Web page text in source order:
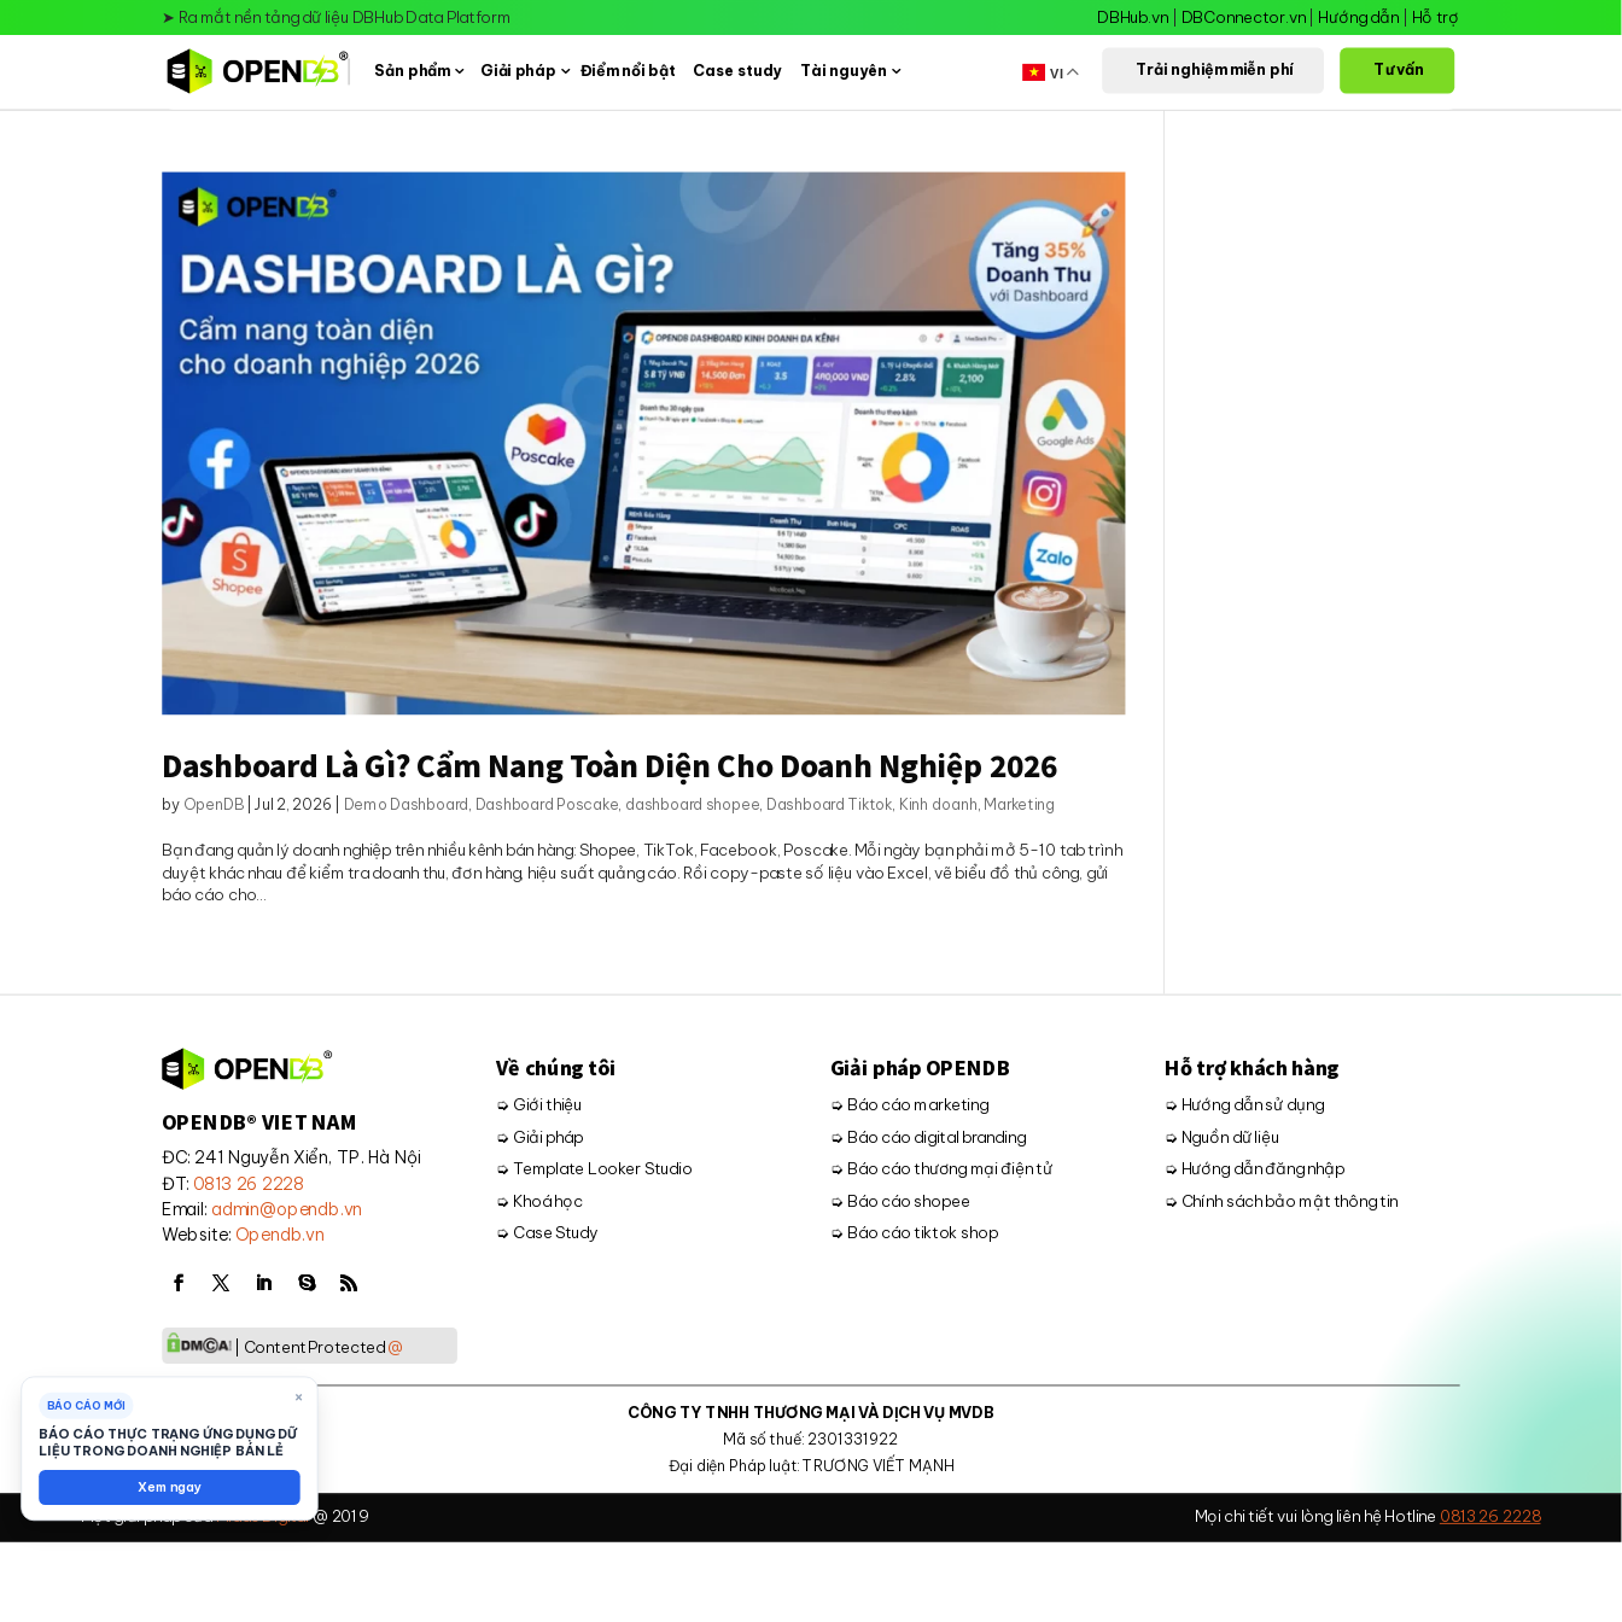
➤ Ra mắt nền tảng dữ liệu DBHub Data Platform DBHub.vn DBConnector.vn| Hướng dẫn Hỗ trợ
Sản phẩm Giải pháp Điểm nổi bật Case study Tài nguyên VI Trải nghiệm miễn phí Tư vấn
Dashboard Là Gì? Cẩm Nang Toàn Diện Cho Doanh Nghiệp 2026
by OpenDB |Jul 2, 2026 Demo Dashboard, Dashboard Poscake, dashboard shopee, Dashboard Tiktok, Kinh doanh, Marketing
Bạn đang quản lý doanh nghiệp trên nhiều kênh bán hàng: Shopee, TikTok, Facebook, Poscake. Mỗi ngày bạn phải mở 5-10 tab trình
duyệt khác nhau để kiểm tra doanh thu, đơn hàng, hiệu suất quảng cáo. Rồi copy-paste số liệu vào Excel, vẽ biểu đồ thủ công, gửi
báo cáo cho...
OPENDB® VIET NAM
ĐC: 241 Nguyễn Xiển, TP. Hà Nội
ĐT: 0813 26 2228
Email: admin@opendb.vn
Website:Opendb.vn
| Content Protected@
Về chúng tôi
➭ Giới thiệu
➭ Giải pháp
➭ Template Looker Studio
➭ Khoá học
➭ Case Study
Giải pháp OPENDB
➭ Báo cáo marketing
➭ Báo cáo digital branding
➭ Báo cáo thương mại điện tử
➭ Báo cáo shopee
➭ Báo cáo tiktok shop
Hỗ trợ khách hàng
➭ Hướng dẫn sử dụng
➭ Nguồn dữ liệu
➭ Hướng dẫn đăng nhập
➭ Chính sách bảo mật thông tin
CÔNG TY TNHH THƯƠNG MẠI VÀ DỊCH VỤ MVDB
Mã số thuế: 2301331922
Đại diện Pháp luật: TRƯƠNG VIẾT MẠNH
Một giải pháp củaMidas Digital@ 2019 Mọi chi tiết vui lòng liên hệ Hotline 0813 26 2228
×
BÁO CÁO MỚI
BÁO CÁO THỰC TRẠNG ỨNG DỤNG DỮ
LIỆU TRONG DOANH NGHIỆP BÁN LẺ
Xem ngay